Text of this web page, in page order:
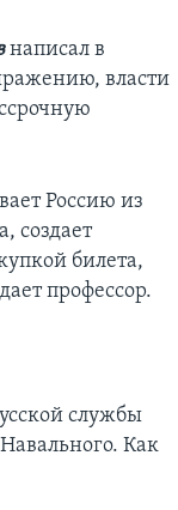
написал в
власти
Россию из
создает
билета,
профессор.
службы
Как